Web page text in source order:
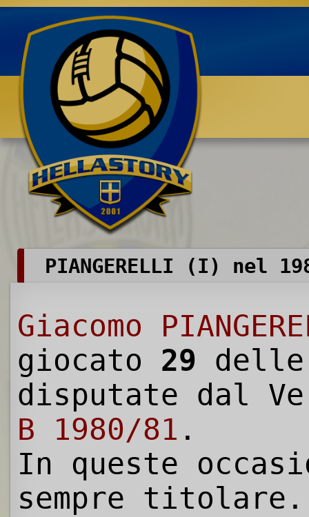
Benvenuti su HELLASTORY.net
PIANGERELLI (I) nel
Giacomo
giocato 29
disputate dal
B 1980/81 .
In queste
sempre titolare.